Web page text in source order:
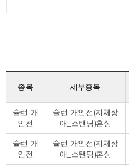
종목 세부종목
슐런-개
인전
슐런-개인전(지체장
애_스탠딩)혼성
슐런-개
인전
슐런-개인전(지체장
애_스탠딩)혼성